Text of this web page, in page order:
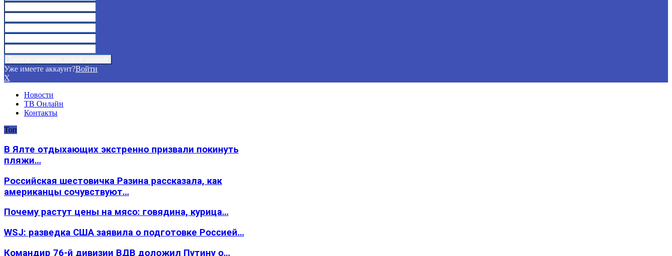
Уже имеете аккаунт?Войти
X
Новости
ТВ Онлайн
Контакты
Топ
В Ялте отдыхающих экстренно призвали покинуть
пляжи…
Российская шестовичка Разина рассказала, как
американцы сочувствуют…
Почему растут цены на мясо: говядина, курица…
WSJ: разведка США заявила о подготовке Россией…
Командир 76-й дивизии ВДВ доложил Путину о…